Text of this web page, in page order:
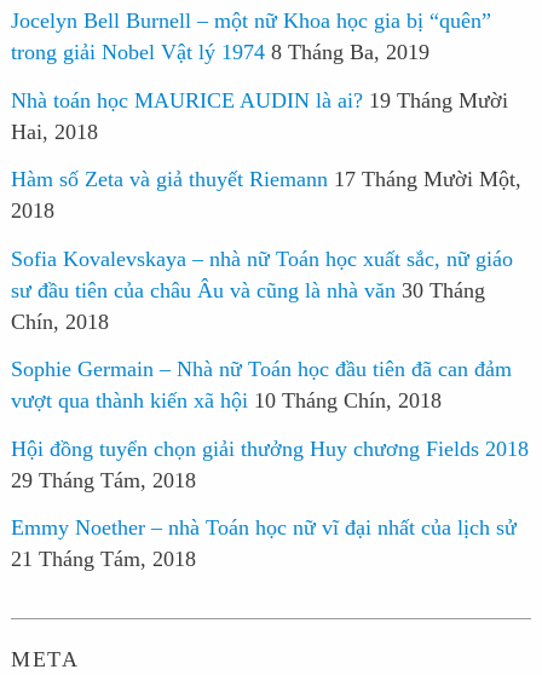
Jocelyn Bell Burnell – một nữ Khoa học gia bị “quên”
trong giải Nobel Vật lý 1974 8 Tháng Ba, 2019
Nhà toán học MAURICE AUDIN là ai? 19 Tháng Mười
Hai, 2018
Hàm số Zeta và giả thuyết Riemann 17 Tháng Mười Một,
2018
Sofia Kovalevskaya – nhà nữ Toán học xuất sắc, nữ giáo
sư đầu tiên của châu Âu và cũng là nhà văn 30 Tháng
Chín, 2018
Sophie Germain – Nhà nữ Toán học đầu tiên đã can đảm
vượt qua thành kiến xã hội 10 Tháng Chín, 2018
Hội đồng tuyển chọn giải thưởng Huy chương Fields 2018
29 Tháng Tám, 2018
Emmy Noether – nhà Toán học nữ vĩ đại nhất của lịch sử
21 Tháng Tám, 2018
META